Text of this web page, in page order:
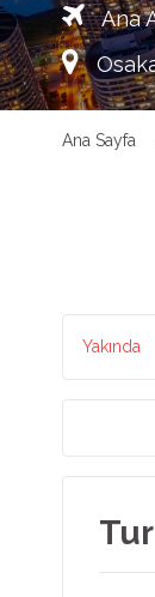
Ana
Ana Sayfa
Yakında